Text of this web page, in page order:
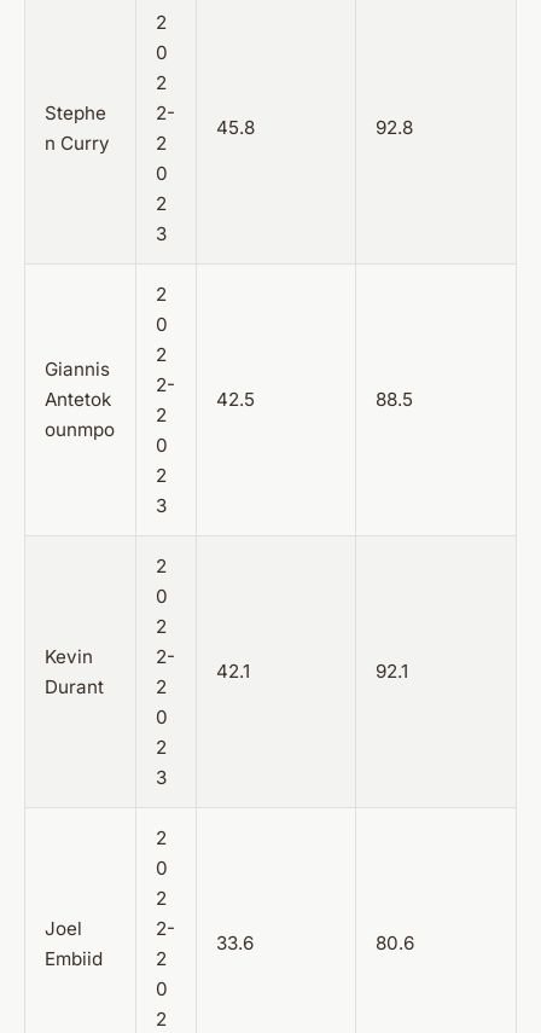
Stephe
n Curry
2
0
2
2-
2
0
2
3
45.8 92.8
Giannis
Antetok
ounmpo
2
0
2
2-
2
0
2
3
42.5 88.5
Kevin
Durant
2
0
2
2-
2
0
2
3
42.1 92.1
Joel
Embiid
2
0
2
2-
2
0
2
33.6 80.6